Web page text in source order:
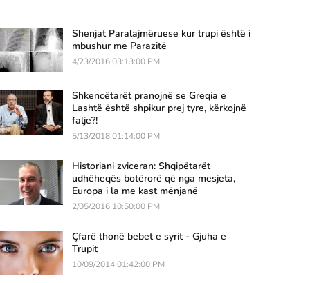
Shenjat Paralajmëruese kur trupi është i
mbushur me Parazitë
4/23/2016 03:13:00 PM
Shkencëtarët pranojnë se Greqia e
Lashtë është shpikur prej tyre, kërkojnë
falje?!
5/13/2018 01:14:00 PM
Historiani zviceran: Shqipëtarët
udhëheqës botërorë që nga mesjeta,
Europa i la me kast mënjanë
2/05/2016 10:50:00 PM
Çfarë thonë bebet e syrit - Gjuha e
Trupit
10/09/2014 01:42:00 PM